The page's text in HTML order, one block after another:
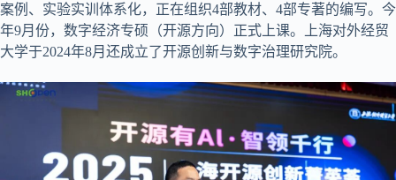
案例、实验实训体系化，正在组织4部教材、4部专著的编写。今
年9月份，数字经济专硕（开源方向）正式上课。上海对外经贸
大学于2024年8月还成立了开源创新与数字治理研究院。